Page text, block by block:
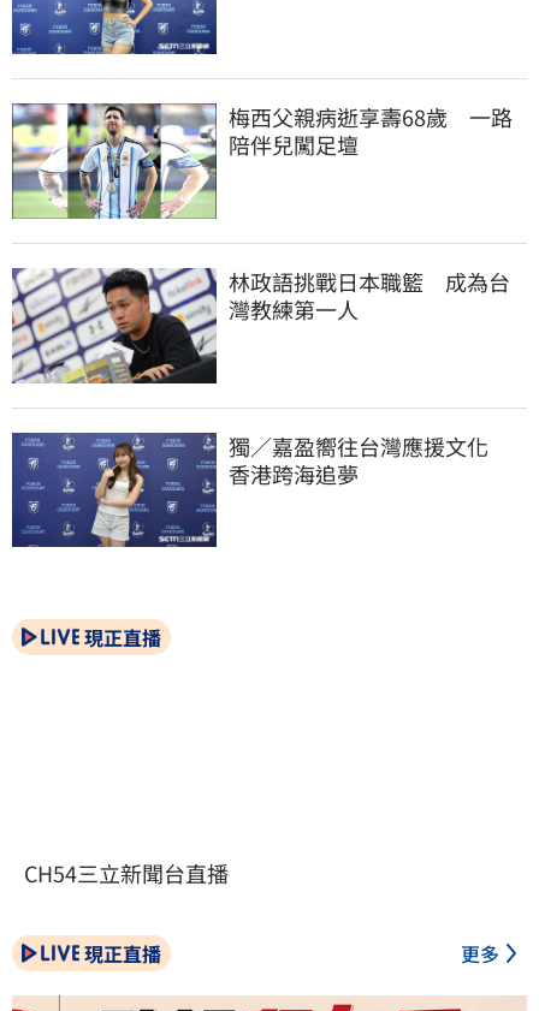
梅西父親病逝享壽68歲　一路
陪伴兒闖足壇
林政語挑戰日本職籃　成為台
灣教練第一人
獨／嘉盈嚮往台灣應援文化
香港跨海追夢
現正直播
CH54三立新聞台直播
現正直播 更多